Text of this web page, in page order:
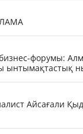
форумы:
ынтымақтастық
Айсағали